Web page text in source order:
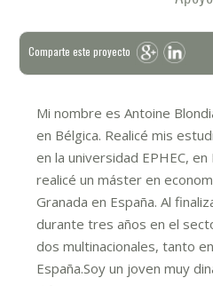
Comparte este proyecto
Mi nombre es Antoine
en Bélgica. Realicé mis
en la universidad EPHEC,
realicé un máster en
Granada en España. Al
durante tres años en el
dos multinacionales, tanto
España.Soy un joven muy